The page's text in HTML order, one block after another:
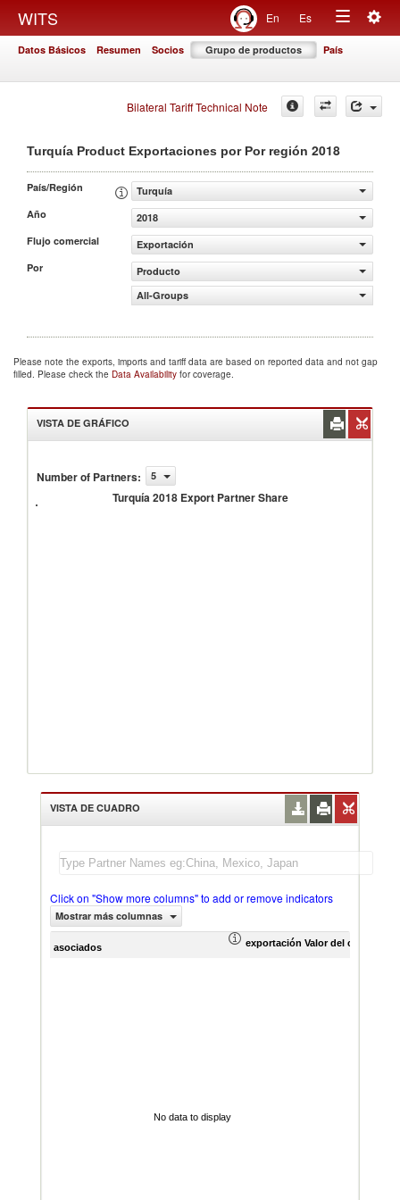
WITS En Es
Toggle
Datos Básicos Resumen Socios Grupo de productos País
Bilateral Tariff Technical Note
Turquía Product Exportaciones por Por región 2018
País/Región
Turquía
Año
2018
Flujo comercial
Exportación
Por
Producto
All-Groups
Please note the exports, imports and tariff data are based on reported data and not gap
filled. Please check the Data Availability for coverage.
VISTA DE GRÁFICO
Number of Partners: 5
Turquía 2018 Export Partner Share
Turquía
Export
VISTA DE CUADRO
Click on "Show more columns" to add or remove indicators
Mostrar más columnas
asociados exportación Valor del comercio
No data to display